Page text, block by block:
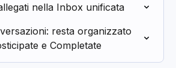
nella Inbox unificata
resta organizzato
e Completate